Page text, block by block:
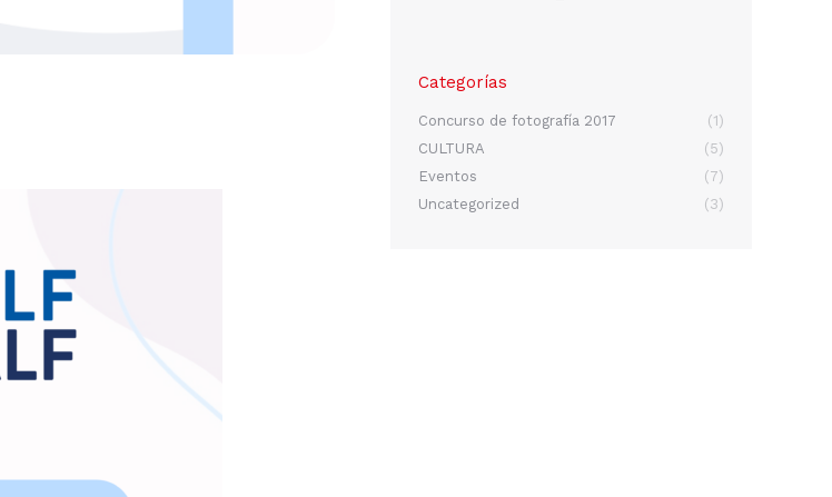
Categorías
Concurso de fotografía 2017
(1)
CULTURA
(5)
Eventos
(7)
Uncategorized
(3)